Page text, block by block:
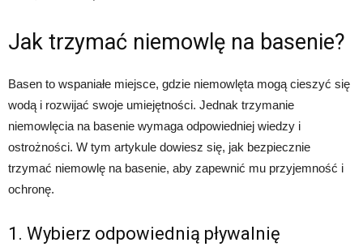
Jak trzymać niemowlę na basenie?
Basen to wspaniałe miejsce, gdzie niemowlęta mogą cieszyć się
wodą i rozwijać swoje umiejętności. Jednak trzymanie
niemowlęcia na basenie wymaga odpowiedniej wiedzy i
ostrożności. W tym artykule dowiesz się, jak bezpiecznie
trzymać niemowlę na basenie, aby zapewnić mu przyjemność i
ochronę.
1. Wybierz odpowiednią pływalnię